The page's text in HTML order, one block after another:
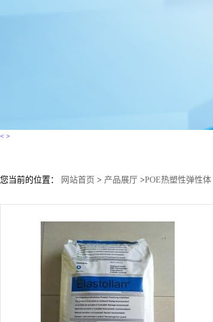
< >
您当前的位置： 网站首页 > 产品展厅 >POE热塑性弹性体